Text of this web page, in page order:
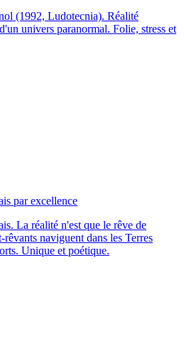
(1992, Ludotecnia). Réalité
univers paranormal. Folie, stress et
par excellence
La réalité n'est que le rêve de
naviguent dans les Terres
Unique et poétique.